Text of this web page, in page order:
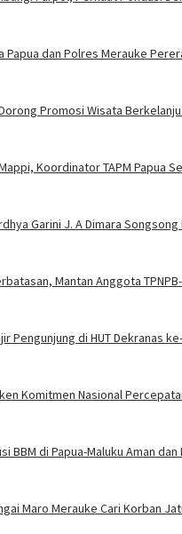
Papua dan Polres Merauke
Promosi Wisata
Koordinator TAPM Papua
Garini J. A Dimara Songsong
Mantan Anggota
Pengunjung di HUT Dekranas
Komitmen Nasional
BBM di Papua-Maluku Aman dan
Maro Merauke Cari Korban